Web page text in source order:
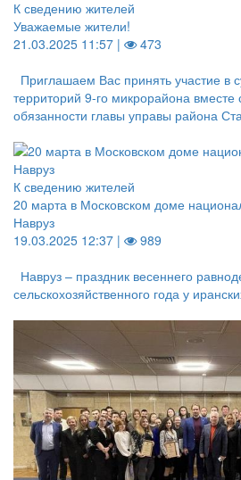
К сведению жителей
Уважаемые жители!
21.03.2025 11:57 |
473
Приглашаем Вас принять участие в
территорий 9-го микрорайона
обязанности главы управы района
К сведению жителей
20 марта в Московском доме
Навруз
19.03.2025 12:37 |
989
Навруз – праздник весеннего
сельскохозяйственного года у